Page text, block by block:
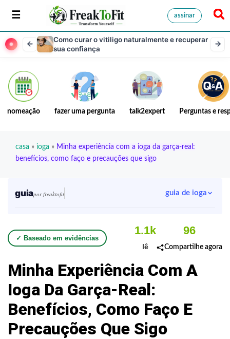
assinar
Como curar o vitiligo naturalmente e recuperar
sua confiança
nomeação fazer uma pergunta talk2expert Perguntas e
casa » ioga » Minha experiência com a ioga da garça-real:
benefícios, como faço e precauções que sigo
guiapor freaktofit guia de ioga
✓ Baseado em evidências
1.1k
lê
96
Compartilhe agora
Minha Experiência Com A
Ioga Da Garça-Real:
Benefícios, Como Faço E
Precauções Que Sigo